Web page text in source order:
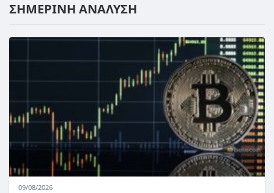
ΣΗΜΕΡΙΝΗ ΑΝΑΛΥΣΗ
09/08/2026